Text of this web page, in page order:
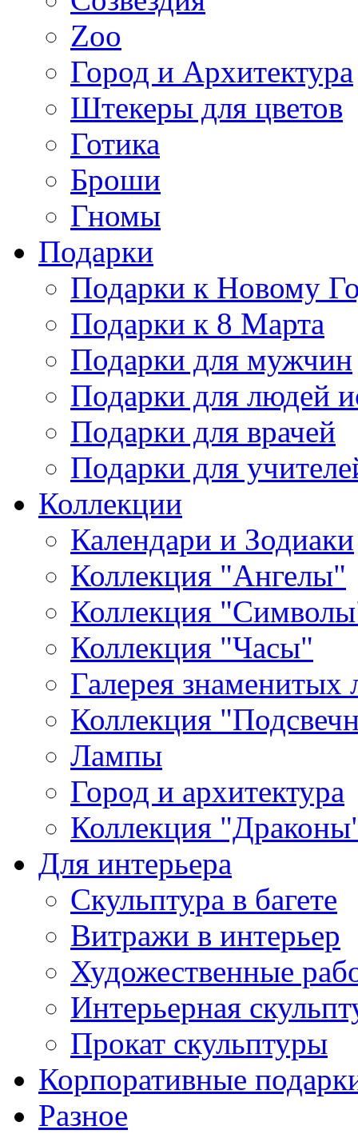
Zoo
Город и Архитектура
Штекеры для цветов
Готика
Броши
Гномы
Подарки
Подарки к Новому
Подарки к 8 Марта
Подарки для мужчин
Подарки для людей
Подарки для врачей
Подарки для
Коллекции
Календари и Зодиаки
Коллекция "Ангелы"
Коллекция
Коллекция "Часы"
Галерея знаменитых
Коллекция
Лампы
Город и архитектура
Коллекция
Для интерьера
Скульптура в багете
Витражи в интерьер
Художественные
Интерьерная
Прокат скульптуры
Корпоративные
Разное